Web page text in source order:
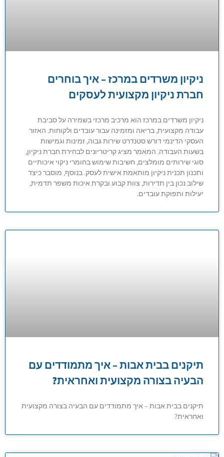
ניקיון משרדים במרכז – איך בוחרים
חברת ניקיון מקצועית לעסקים
ניקיון משרדים במרכז הוא מרכיב מרכזי בשמירה על סביבת
עבודה מקצועית, בריאה ומזמינה עבור עובדים ולקוחות. האזור
העסקי הדינמי דורש סטנדרט שירות גבוה, זמינות וגמישות
בשעות העבודה. המאמר מציג קריטריונים לבחירת חברת ניקיון,
סוגי שירותים מומלצים, חשיבות שימוש בחומרי ניקוי איכותיים
ותכנון תכנית ניקיון מותאמת אישית לעסק. בנוסף, מוסבר כיצד
שילוב נכון בין תדירות, צוות קבוע ובקרת איכות משפר תדמית,
יעילות ותפוקת עובדים.
תיקנים בבית אבות – איך מתמודדים עם
הבעיה בצורה מקצועית ואחראית?
תיקנים בבית אבות – איך מתמודדים עם הבעיה בצורה מקצועית
ואחראית?